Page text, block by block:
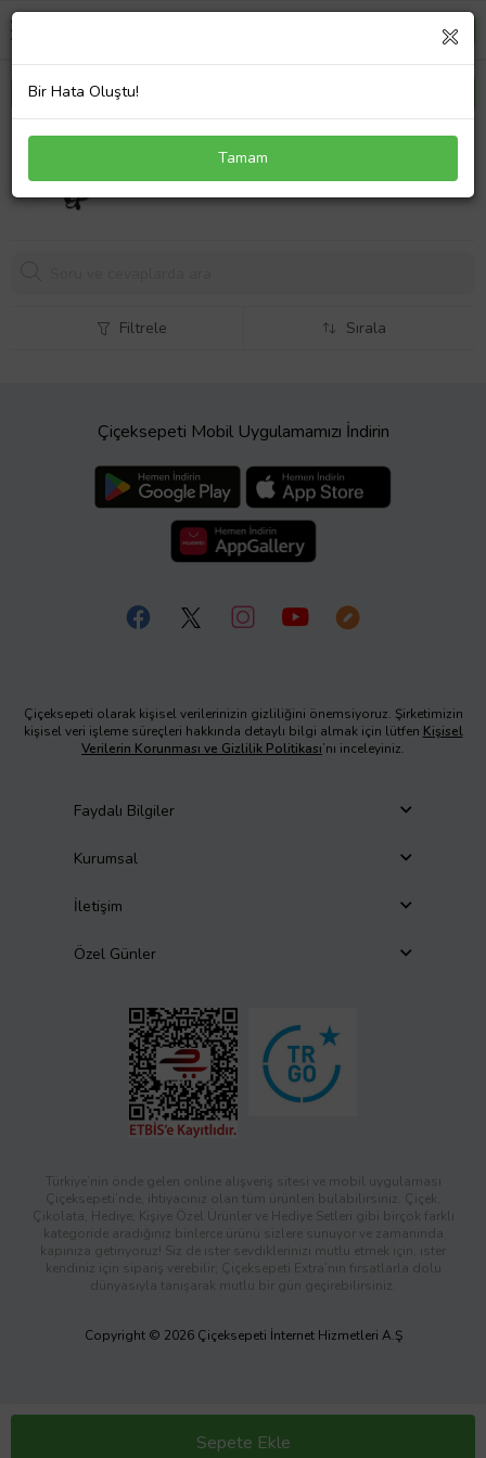
Lenovo ideapad S130-14IGM 81J2 20V 2.25A 45W
Uyumlu Notebook Adaptör Laptop Şarj Cihazı
854,56 TL
Sepete Ekle
Filtrele Sırala
Çiçeksepeti Mobil Uygulamamızı İndirin
Çiçeksepeti olarak kişisel verilerinizin gizliliğini önemsiyoruz. Şirketimizin
kişisel veri işleme süreçleri hakkında detaylı bilgi almak için lütfen Kişisel
Verilerin Korunması ve Gizlilik Politikası’nı inceleyiniz.
Faydalı Bilgiler
Kurumsal
İletişim
Özel Günler
Türkiye’nin önde gelen online alışveriş sitesi ve mobil uygulaması
Çiçeksepeti’nde, ihtiyacınız olan tüm ürünleri bulabilirsiniz. Çiçek,
Çikolata, Hediye, Kişiye Özel Ürünler ve Hediye Setleri gibi birçok farklı
kategoride aradığınız binlerce ürünü sizlere sunuyor ve zamanında
kapınıza getiriyoruz! Siz de ister sevdiklerinizi mutlu etmek için, ister
kendiniz için sipariş verebilir; Çiçeksepeti Extra’nın fırsatlarla dolu
dünyasıyla tanışarak mutlu bir gün geçirebilirsiniz.
Copyright © 2026 Çiçeksepeti İnternet Hizmetleri A.Ş
Bir Hata Oluştu!
Tamam